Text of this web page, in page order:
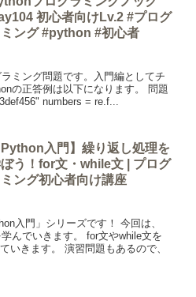
初心者向けLv.2 #プログ
ング #python #初心者
ミング問題です。入門編としてチ
の正答例は以下になります。 問題
numbers = re.f...
Python入門】繰り返し処理を
う！for文・while文 | プログ
ング初心者向け講座
入門」シリーズです！ 今回は、
んでいきます。 for文やwhile文を
いきます。 演習問題もあるので、